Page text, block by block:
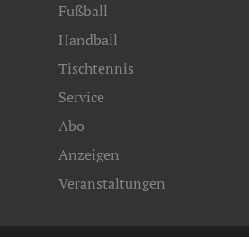
Fußball
Handball
Tischtennis
Service
Abo
Anzeigen
Veranstaltungen